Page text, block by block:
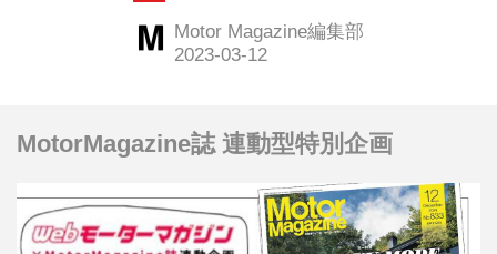
Motor Magazine編集部
MotorMagazine誌 連動型特別企画